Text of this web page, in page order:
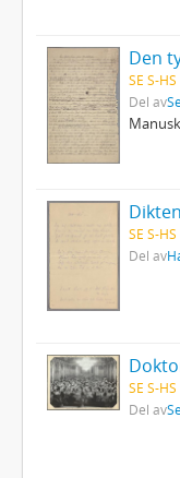
Den
SE S-
Del av
SE S-
Del av
SE S-
Del av